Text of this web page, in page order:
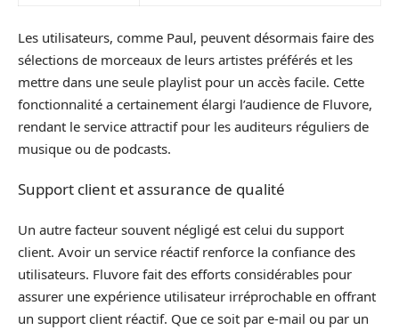
Les utilisateurs, comme Paul, peuvent désormais faire des
sélections de morceaux de leurs artistes préférés et les
mettre dans une seule playlist pour un accès facile. Cette
fonctionnalité a certainement élargi l’audience de Fluvore,
rendant le service attractif pour les auditeurs réguliers de
musique ou de podcasts.
Support client et assurance de qualité
Un autre facteur souvent négligé est celui du support
client. Avoir un service réactif renforce la confiance des
utilisateurs. Fluvore fait des efforts considérables pour
assurer une expérience utilisateur irréprochable en offrant
un support client réactif. Que ce soit par e-mail ou par un